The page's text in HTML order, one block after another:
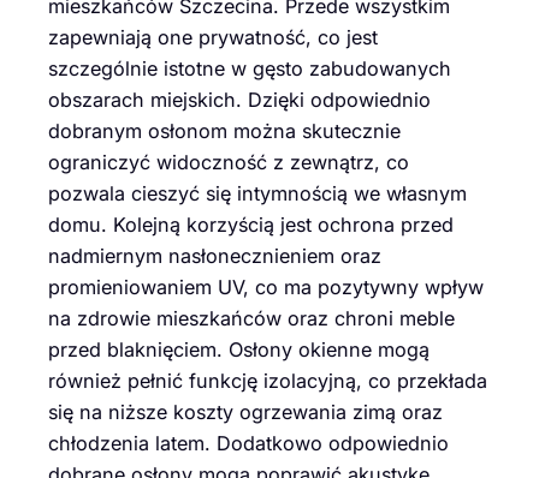
mieszkańców Szczecina. Przede wszystkim
zapewniają one prywatność, co jest
szczególnie istotne w gęsto zabudowanych
obszarach miejskich. Dzięki odpowiednio
dobranym osłonom można skutecznie
ograniczyć widoczność z zewnątrz, co
pozwala cieszyć się intymnością we własnym
domu. Kolejną korzyścią jest ochrona przed
nadmiernym nasłonecznieniem oraz
promieniowaniem UV, co ma pozytywny wpływ
na zdrowie mieszkańców oraz chroni meble
przed blaknięciem. Osłony okienne mogą
również pełnić funkcję izolacyjną, co przekłada
się na niższe koszty ogrzewania zimą oraz
chłodzenia latem. Dodatkowo odpowiednio